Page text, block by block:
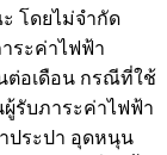
โดยไม่จำกัด
าระค่าไฟฟ้า
ต่อเดือน กรณีที่ใช้
ผู้รับภาระค่าไฟฟ้า
ประปา อุดหนุน